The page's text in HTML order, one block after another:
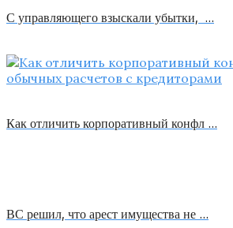
С управляющего взыскали убытки, …
Как отличить корпоративный конфл …
ВС решил, что арест имущества не …